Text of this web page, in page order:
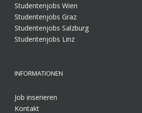
Studentenjobs Wien
Studentenjobs Graz
Studentenjobs Salzburg
Studentenjobs Linz
INFORMATIONEN
Job inserieren
Kontakt